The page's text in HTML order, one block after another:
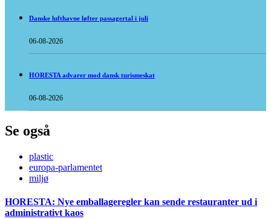
Danske lufthavne løfter passagertal i juli
06-08-2026
HORESTA advarer mod dansk turismeskat
06-08-2026
Se også
plastic
europa-parlamentet
miljø
HORESTA: Nye emballageregler kan sende restauranter ud i
administrativt kaos